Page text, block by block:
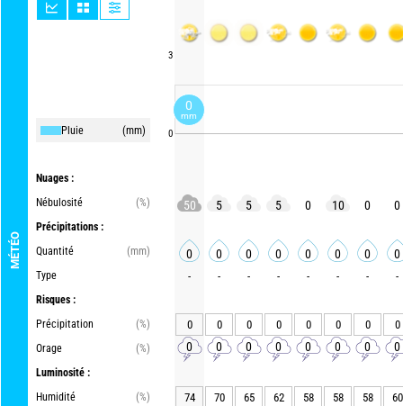
MÉTÉO
Pluie (mm)
Nuages :
Nébulosité
(%)
Précipitations :
Quantité
(mm)
Type
Risques :
Précipitation
(%)
Orage
(%)
Luminosité :
Humidité
(%)
3
0
50 5 5 5 0 10 0 0
0 0 0 0 0 0 0 0
- - - - - - - -
0 0 0 0 0 0 0 0
0 0 0 0 0 0 0 0
74 70 65 62 58 58 58
60
0
mm